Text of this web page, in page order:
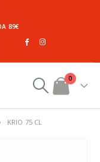
89€
0
KRIO 75 CL